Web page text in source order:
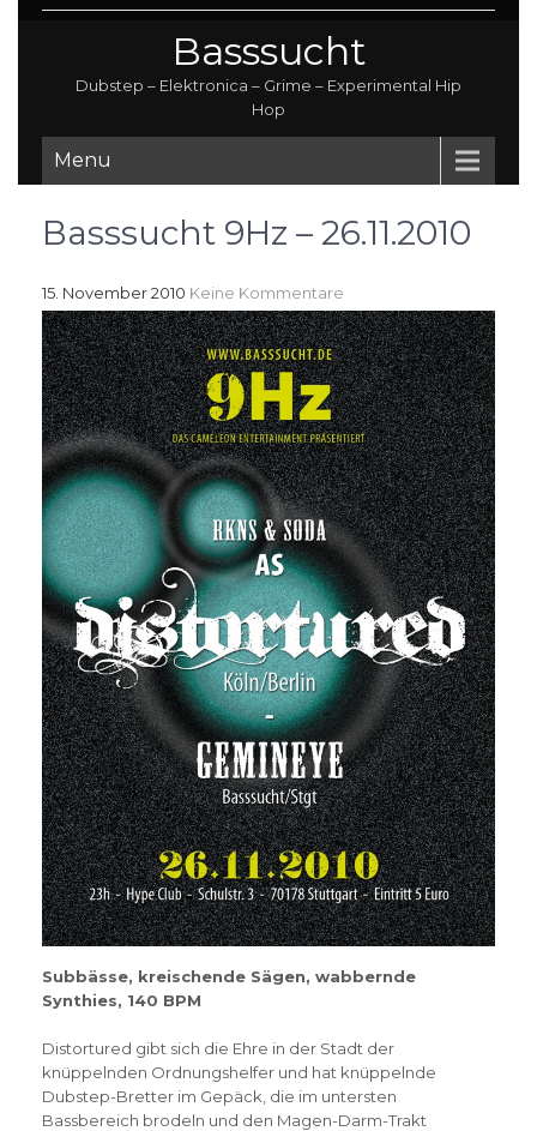
Basssucht
Dubstep – Elektronica – Grime – Experimental Hip
Hop
Menu
Basssucht 9Hz – 26.11.2010
15. November 2010 Keine Kommentare
Subbässe, kreischende Sägen, wabbernde
Synthies, 140 BPM
Distortured gibt sich die Ehre in der Stadt der
knüppelnden Ordnungshelfer und hat knüppelnde
Dubstep-Bretter im Gepäck, die im untersten
Bassbereich brodeln und den Magen-Darm-Trakt